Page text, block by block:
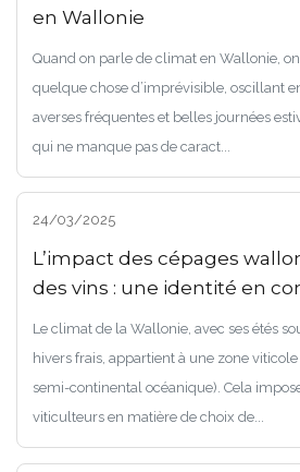
en Wallonie
Quand on parle de climat en Wallonie,
quelque chose d’imprévisible, oscillant
averses fréquentes et belles journées
qui ne manque pas de caract...
24/03/2025
L’impact des cépages
des vins : une identité en
Le climat de la Wallonie, avec ses étés
hivers frais, appartient à une zone
semi-continental océanique). Cela
viticulteurs en matière de choix de...